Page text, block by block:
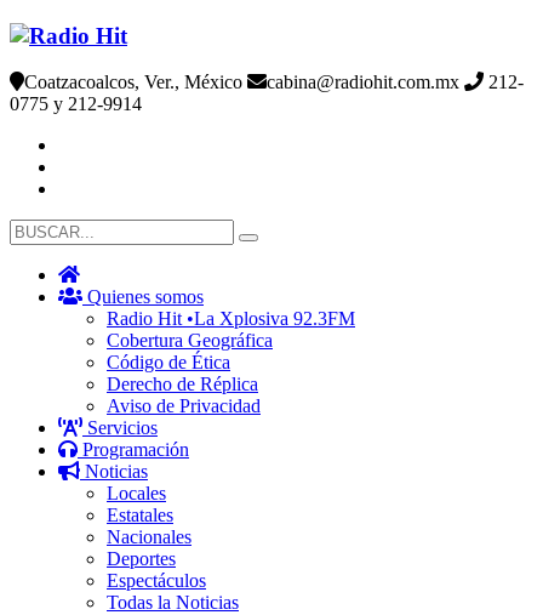
Coatzacoalcos, Ver., México cabina@radiohit.com.mx
212-
0775 y 212-9914
Quienes somos
Radio Hit •La Xplosiva 92.3FM
Cobertura Geográfica
Código de Ética
Derecho de Réplica
Aviso de Privacidad
Servicios
Programación
Noticias
Locales
Estatales
Nacionales
Deportes
Espectáculos
Todas la Noticias